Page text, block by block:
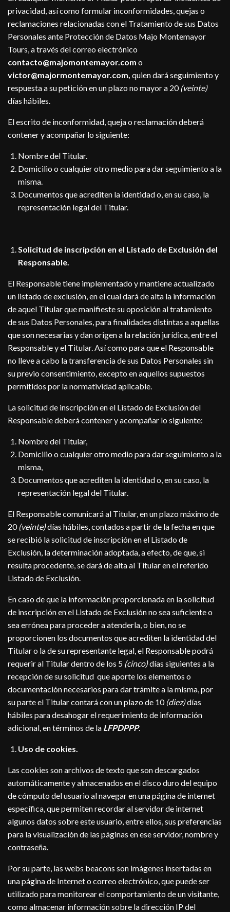
privacidad, así como formular inconformidades, quejas o
reclamaciones relacionadas con el Tratamiento de sus Datos
Personales ante Protección de Datos Majo Montemayor
Tours, a través del correo electrónico
contacto@majomontemayor.com o
victor@majormontemayor.com,quien dará seguimiento y
respuesta a su petición en un plazo no mayor a 20 (veinte)
días hábiles.
El escrito de inconformidad, queja o reclamación deberá
contener y acompañar lo siguiente:
Nombre del Titular.
Domicilio o cualquier otro medio para dar seguimiento a la
misma.
Documentos que acrediten la identidad o, en su caso, la
representación legal del Titular.
Solicitud de inscripción en el Listado de Exclusión del
Responsable.
El Responsable tiene implementado y mantiene actualizado
un listado de exclusión, en el cual dará de alta la información
de aquel Titular que manifieste su oposición al tratamiento
de sus Datos Personales, para finalidades distintas a aquellas
que son necesarias y dan origen a la relación jurídica, entre el
Responsable y el Titular. Así como para que el Responsable
no lleve a cabo la transferencia de sus Datos Personales sin
su previo consentimiento, excepto en aquellos supuestos
permitidos por la normatividad aplicable.
La solicitud de inscripción en el Listado de Exclusión del
Responsable deberá contener y acompañar lo siguiente:
Nombre del Titular,
Domicilio o cualquier otro medio para dar seguimiento a la
misma,
Documentos que acrediten la identidad o, en su caso, la
representación legal del Titular.
El Responsable comunicará al Titular, en un plazo máximo de
20 (veinte)días hábiles, contados a partir de la fecha en que
se recibió la solicitud de inscripción en el Listado de
Exclusión, la determinación adoptada, a efecto, de que, si
resulta procedente, se dará de alta al Titular en el referido
Listado de Exclusión.
En caso de que la información proporcionada en la solicitud
de inscripción en el Listado de Exclusión no sea suficiente o
sea errónea para proceder a atenderla, o bien, no se
proporcionen los documentos que acrediten la identidad del
Titular o la de su representante legal, el Responsable podrá
requerir al Titular dentro de los 5 (cinco)días siguientes a la
recepción de su solicitud que aporte los elementos o
documentación necesarios para dar trámite a la misma, por
su parte el Titular contará con un plazo de 10 (diez)días
hábiles para desahogar el requerimiento de información
adicional, en términos de la LFPDPPP.
Uso de cookies.
Las cookies son archivos de texto que son descargados
automáticamente y almacenados en el disco duro del equipo
de cómputo del usuario al navegar en una página de internet
específica, que permiten recordar al servidor de internet
algunos datos sobre este usuario, entre ellos, sus preferencias
para la visualización de las páginas en ese servidor, nombre y
contraseña.
Por su parte, las webs beacons son imágenes insertadas en
una página de Internet o correo electrónico, que puede ser
utilizado para monitorear el comportamiento de un visitante,
como almacenar información sobre la dirección IP del